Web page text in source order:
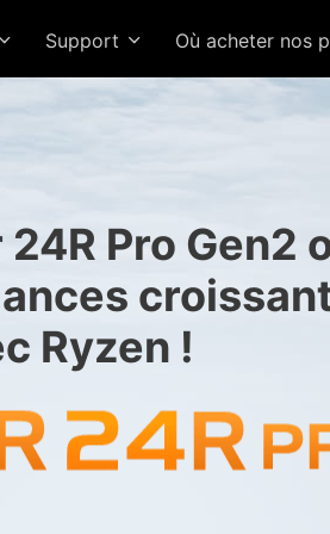
Support Où acheter nos
“Meilleure
: les
Pro Gen2
Ryzen !
NAS